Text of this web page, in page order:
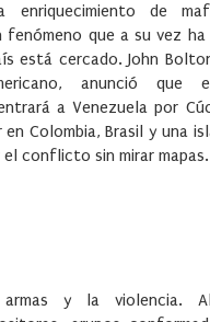
enriquecimiento de
fenómeno que a su vez
está cercado. John
anunció que
a Venezuela por
Colombia, Brasil y una
conflicto sin mirar mapas.
y la violencia.